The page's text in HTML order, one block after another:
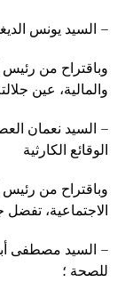
– السيد يونس
وباقتراح من رئيس
والمالية، عين
– السيد نعمان
الوقائع الكارثية
وباقتراح من رئيس
الاجتماعية، تفضل
– السيد مصطفى
للصحة ؛